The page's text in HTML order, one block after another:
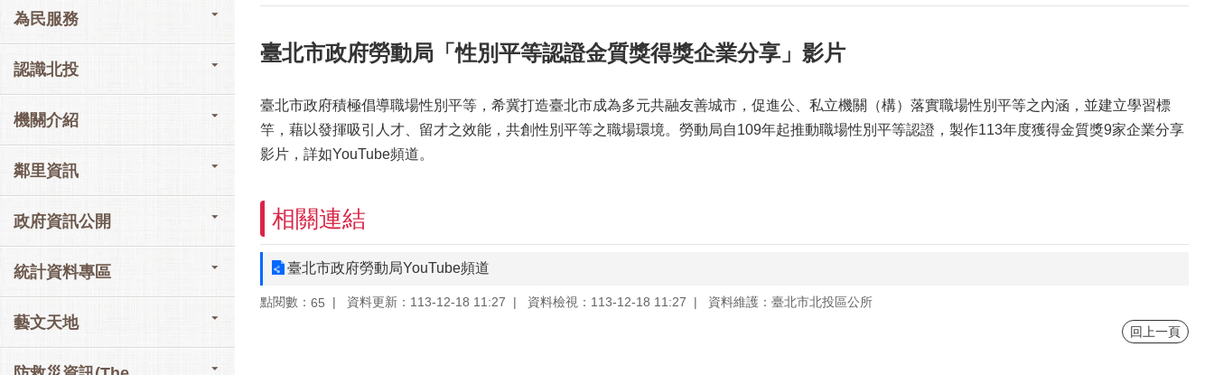
為民服務
認識北投
機關介紹
鄰里資訊
政府資訊公開
統計資料專區
藝文天地
臺北市政府勞動局「性別平等認證金質獎得獎企業分享」影片
臺北市政府積極倡導職場性別平等，希冀打造臺北市成為多元共融友善城市，促進公、私立機關（構）落實職場性別平等之內涵，並建立學習標
竿，藉以發揮吸引人才、留才之效能，共創性別平等之職場環境。勞動局自109年起推動職場性別平等認證，製作113年度獲得金質獎9家企業分享
影片，詳如YouTube頻道。
相關連結
臺北市政府勞動局YouTube頻道
點閱數： 65 資料更新：113-12-18 11:27 資料檢視：113-12-18 11:27 資料維護：臺北市北投區公所
回上一頁